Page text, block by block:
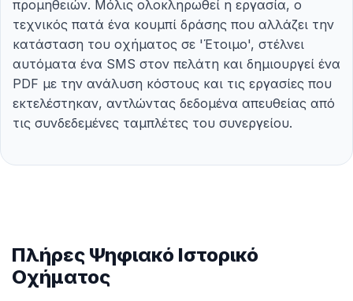
προμηθειών. Μόλις ολοκληρωθεί η εργασία, ο
τεχνικός πατά ένα κουμπί δράσης που αλλάζει την
κατάσταση του οχήματος σε 'Έτοιμο', στέλνει
αυτόματα ένα SMS στον πελάτη και δημιουργεί ένα
PDF με την ανάλυση κόστους και τις εργασίες που
εκτελέστηκαν, αντλώντας δεδομένα απευθείας από
τις συνδεδεμένες ταμπλέτες του συνεργείου.
Πλήρες Ψηφιακό Ιστορικό
Οχήματος